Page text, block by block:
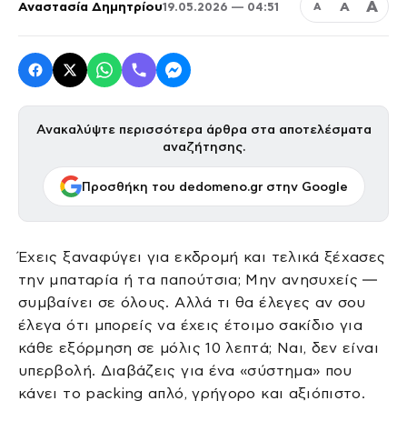
Αναστασία Δημητρίου19.05.2026 — 04:51 Α Α Α
Ανακαλύψτε περισσότερα άρθρα στα αποτελέσματα
αναζήτησης.
Προσθήκη του dedomeno.gr στην Google
Έχεις ξαναφύγει για εκδρομή και τελικά ξέχασες
την μπαταρία ή τα παπούτσια; Μην ανησυχείς —
συμβαίνει σε όλους. Αλλά τι θα έλεγες αν σου
έλεγα ότι μπορείς να έχεις έτοιμο σακίδιο για
κάθε εξόρμηση σε μόλις 10 λεπτά; Ναι, δεν είναι
υπερβολή. Διαβάζεις για ένα «σύστημα» που
κάνει το packing απλό, γρήγορο και αξιόπιστο.